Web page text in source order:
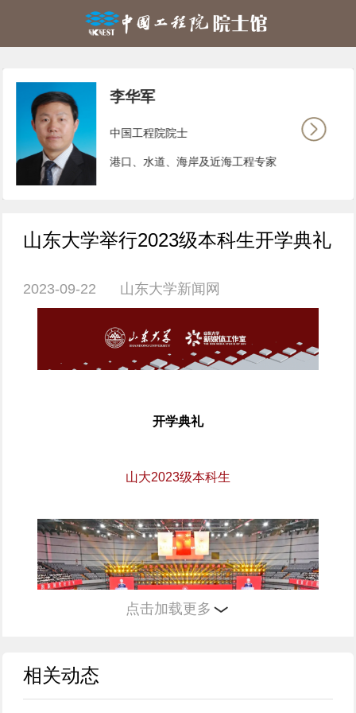
李华军
中国工程院院士
港口、水道、海岸及近海工程专家
山东大学举行2023级本科生开学典礼
2023-09-22 山东大学新闻网
开学典礼
山大2023级本科生
点击加载更多
相关动态